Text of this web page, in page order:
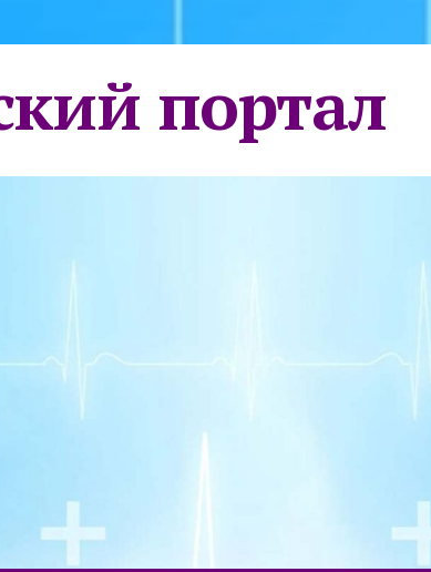
портал